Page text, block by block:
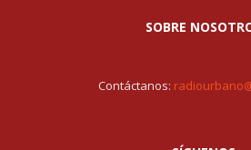
SOBRE
Contáctanos: